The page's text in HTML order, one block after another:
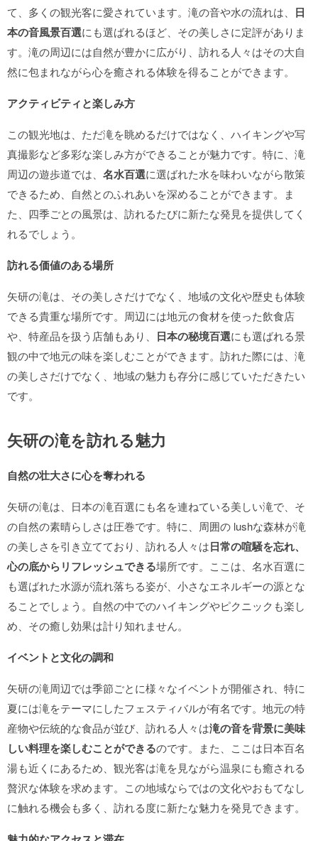
て、多くの観光客に愛されています。滝の音や水の流れは、 日
本の音風景百選にも選ばれるほど、その美しさに定評がありま
す。滝の周辺には自然が豊かに広がり、訪れる人々はその大自
然に包まれながら心を癒される体験を得ることができます。
アクティビティと楽しみ方
この観光地は、ただ滝を眺めるだけではなく、ハイキングや写
真撮影など多彩な楽しみ方ができることが魅力です。特に、滝
周辺の遊歩道では、 名水百選に選ばれた水を味わいながら散策
できるため、自然とのふれあいを深めることができます。ま
た、四季ごとの風景は、訪れるたびに新たな発見を提供してく
れるでしょう。
訪れる価値のある場所
矢研の滝は、その美しさだけでなく、地域の文化や歴史も体験
できる貴重な場所です。周辺には地元の食材を使った飲食店
や、特産品を扱う店舗もあり、 日本の秘境百選にも選ばれる景
観の中で地元の味を楽しむことができます。訪れた際には、滝
の美しさだけでなく、地域の魅力も存分に感じていただきたい
です。
矢研の滝を訪れる魅力
自然の壮大さに心を奪われる
矢研の滝は、日本の滝百選にも名を連ねている美しい滝で、そ
の自然の素晴らしさは圧巻です。特に、周囲の lushな森林が滝
の美しさを引き立てており、訪れる人々は日常の喧騒を忘れ、
心の底からリフレッシュできる場所です。ここは、名水百選に
も選ばれた水源が流れ落ちる姿が、小さなエネルギーの源とな
ることでしょう。自然の中でのハイキングやピクニックも楽し
め、その癒し効果は計り知れません。
イベントと文化の調和
矢研の滝周辺では季節ごとに様々なイベントが開催され、特に
夏には滝をテーマにしたフェスティバルが有名です。地元の特
産物や伝統的な食品が並び、訪れる人々は滝の音を背景に美味
しい料理を楽しむことができるのです。また、ここは日本百名
湯も近くにあるため、観光客は滝を見ながら温泉にも癒される
贅沢な体験を求めます。この地域ならではの文化やおもてなし
に触れる機会も多く、訪れる度に新たな魅力を発見できます。